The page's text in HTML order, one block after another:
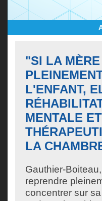
"SI LA
L'ENFANT,
MENTALE
LA
Gauthier-
reprendre
concentrer sur